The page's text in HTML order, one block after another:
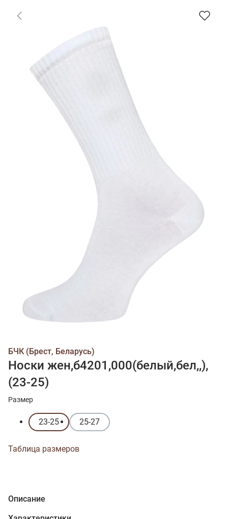
БЧК (Брест, Беларусь)
Носки жен,б4201,000(белый,бел,,),
(23-25)
Размер
23-25 25-27
Таблица размеров
Описание